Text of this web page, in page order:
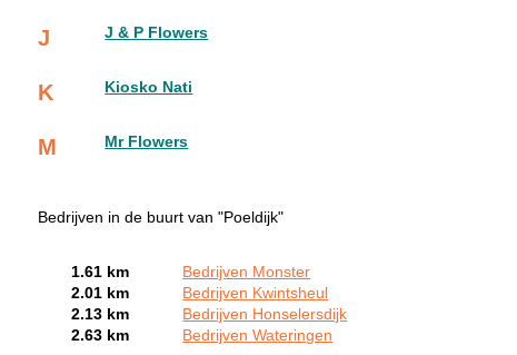
J J & P Flowers
K Kiosko Nati
M Mr Flowers
Bedrijven in de buurt van "Poeldijk"
1.61 km
Bedrijven Monster
2.01 km
Bedrijven Kwintsheul
2.13 km
Bedrijven Honselersdijk
2.63 km
Bedrijven Wateringen